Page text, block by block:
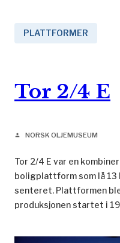
PLATTFORMER
Tor 2/4 E
person NORSK OLJEMUSEUM
Tor 2/4 E var en
boligplattform som lå 13
senteret. Plattformen
produksjonen startet i